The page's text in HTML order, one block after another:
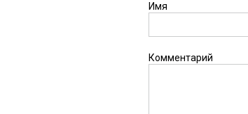
ДЖОКЕР
Имя
Комментарий